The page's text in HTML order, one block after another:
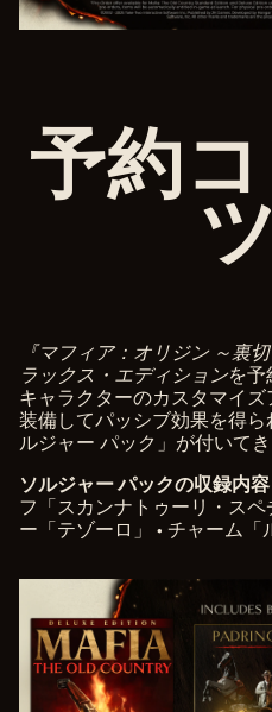
eサ
ー
の
デ
ー
タ
た
も
の
と
み
さ
れ
ま
。
予約
『マフィア：オリジン ～裏
ラックス・エディションを予
キャラクターのカスタマイ
装備してパッシブ効果を得
ルジャー パック」が付いて
ソルジャー パックの収録内容
フ「スカンナトゥーリ・スペ
ー「テゾーロ」 • チャーム「